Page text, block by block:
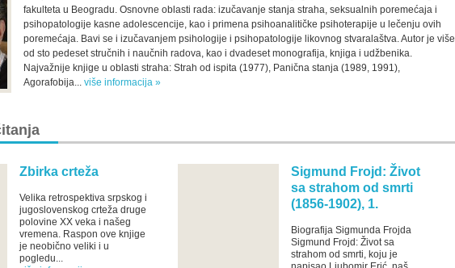
fakulteta u Beogradu. Osnovne oblasti rada: izučavanje stanja straha, seksualnih poremećaja i
psihopatologije kasne adolescencije, kao i primena psihoanalitičke psihoterapije u lečenju ovih
poremećaja. Bavi se i izučavanjem psihologije i psihopatologije likovnog stvaralaštva. Autor je više
od sto pedeset stručnih i naučnih radova, kao i dvadeset monografija, knjiga i udžbenika.
Najvažnije knjige u oblasti straha: Strah od ispita (1977), Panična stanja (1989, 1991),
Agorafobija... više informacija »
Zbirka crteža
Velika retrospektiva srpskog i
jugoslovenskog crteža druge
polovine XX veka i našeg
vremena. Raspon ove knjige
je neobično veliki i u
pogledu...
Sigmund Frojd: Život
sa strahom od smrti
(1856-1902), 1.
Biografija Sigmunda Frojda
Sigmund Frojd: Život sa
strahom od smrti, koju je